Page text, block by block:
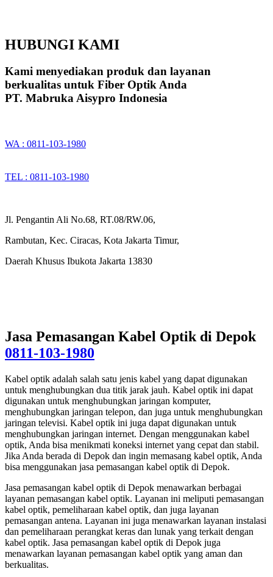
HUBUNGI KAMI
Kami menyediakan produk dan layanan
berkualitas untuk Fiber Optik Anda
PT. Mabruka Aisypro Indonesia
WA : 0811-103-1980
TEL : 0811-103-1980
Jl. Pengantin Ali No.68, RT.08/RW.06,
Rambutan, Kec. Ciracas, Kota Jakarta Timur,
Daerah Khusus Ibukota Jakarta 13830
Jasa Pemasangan Kabel Optik di Depok
0811-103-1980
Kabel optik adalah salah satu jenis kabel yang dapat digunakan
untuk menghubungkan dua titik jarak jauh. Kabel optik ini dapat
digunakan untuk menghubungkan jaringan komputer,
menghubungkan jaringan telepon, dan juga untuk menghubungkan
jaringan televisi. Kabel optik ini juga dapat digunakan untuk
menghubungkan jaringan internet. Dengan menggunakan kabel
optik, Anda bisa menikmati koneksi internet yang cepat dan stabil.
Jika Anda berada di Depok dan ingin memasang kabel optik, Anda
bisa menggunakan jasa pemasangan kabel optik di Depok.
Jasa pemasangan kabel optik di Depok menawarkan berbagai
layanan pemasangan kabel optik. Layanan ini meliputi pemasangan
kabel optik, pemeliharaan kabel optik, dan juga layanan
pemasangan antena. Layanan ini juga menawarkan layanan instalasi
dan pemeliharaan perangkat keras dan lunak yang terkait dengan
kabel optik. Jasa pemasangan kabel optik di Depok juga
menawarkan layanan pemasangan kabel optik yang aman dan
berkualitas.